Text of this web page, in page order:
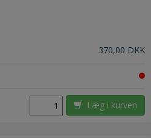
370,00 DKK
Læg i kurven